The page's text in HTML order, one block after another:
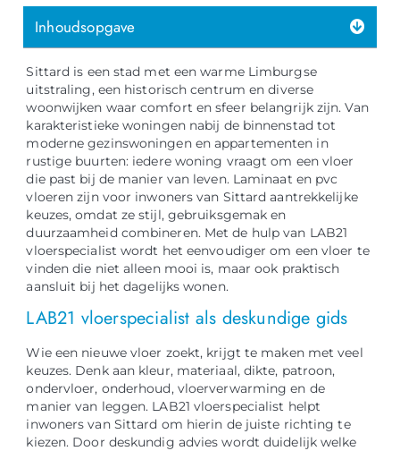
Sittard is een stad met een warme Limburgse
uitstraling, een historisch centrum en diverse
woonwijken waar comfort en sfeer belangrijk zijn. Van
karakteristieke woningen nabij de binnenstad tot
moderne gezinswoningen en appartementen in
rustige buurten: iedere woning vraagt om een vloer
die past bij de manier van leven. Laminaat en pvc
vloeren zijn voor inwoners van Sittard aantrekkelijke
keuzes, omdat ze stijl, gebruiksgemak en
duurzaamheid combineren. Met de hulp van LAB21
vloerspecialist wordt het eenvoudiger om een vloer te
vinden die niet alleen mooi is, maar ook praktisch
aansluit bij het dagelijks wonen.
LAB21 vloerspecialist als deskundige gids
Wie een nieuwe vloer zoekt, krijgt te maken met veel
keuzes. Denk aan kleur, materiaal, dikte, patroon,
ondervloer, onderhoud, vloerverwarming en de
manier van leggen. LAB21 vloerspecialist helpt
inwoners van Sittard om hierin de juiste richting te
kiezen. Door deskundig advies wordt duidelijk welke
Inhoudsopgave